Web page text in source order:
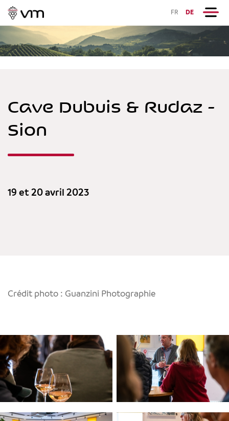
FR DE
Cave Dubuis & Rudaz -
Sion
19 et 20 avril 2023
Crédit photo : Guanzini Photographie